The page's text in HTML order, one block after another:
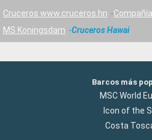
Cruceros www.cruceros.hn
MS Koningsdam
Cruceros Hawai
Barcos más
MSC World
Icon of the
Costa